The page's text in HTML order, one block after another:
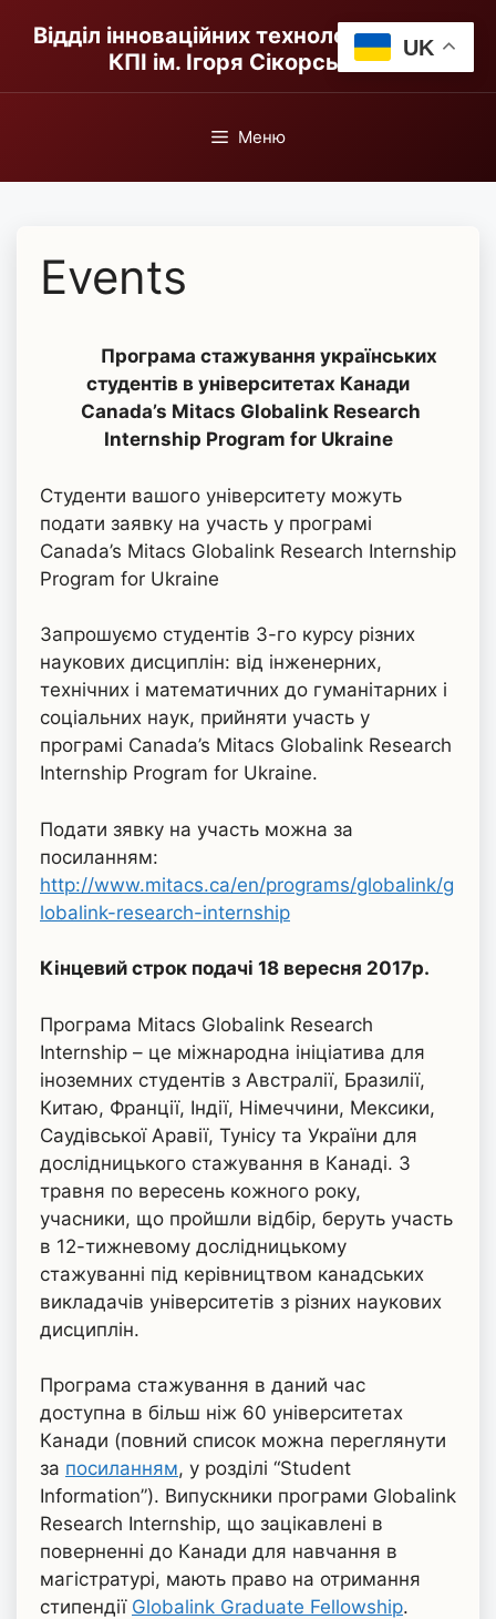
Відділ інноваційних технологій в освіті
КПІ ім. Ігоря Сікорського
Меню
Events
Програма стажування українських
студентів в університетах Канади
Сanada’s Mitacs Globalink Research
Internship Program for Ukraine
Cтуденти вашого університету можуть
подати заявку на участь у програмі
Сanada’s Mitacs Globalink Research Internship
Program for Ukraine
Запрошуємо студентів 3-го курсу різних
наукових дисциплін: від інженерних,
технічних і математичних до гуманітарних і
соціальних наук, прийняти участь у
програмі Сanada’s Mitacs Globalink Research
Internship Program for Ukraine.
Подати зявку на участь можна за
посиланням:
http://www.mitacs.ca/en/programs/globalink/g
lobalink-research-internship
Кінцевий строк подачі 18 вересня 2017р.
Програма Mitacs Globalink Research
Internship – це міжнародна ініціатива для
іноземних студентів з Австралії, Бразилії,
Китаю, Франції, Індії, Німеччини, Мексики,
Саудівської Аравії, Тунісу та України для
дослідницького стажування в Канаді. З
травня по вересень кожного року,
учасники, що пройшли відбір, беруть участь
в 12-тижневому дослідницькому
стажуванні під керівництвом канадських
викладачів університетів з різних наукових
дисциплін.
Програма стажування в даний час
доступна в більш ніж 60 університетах
Канади (повний список можна переглянути
за посиланням, у розділі “Student
Information”). Випускники програми Globalink
Research Internship, що зацікавлені в
поверненні до Канади для навчання в
магістратурі, мають право на отримання
стипендії Globalink Graduate Fellowship.
UK